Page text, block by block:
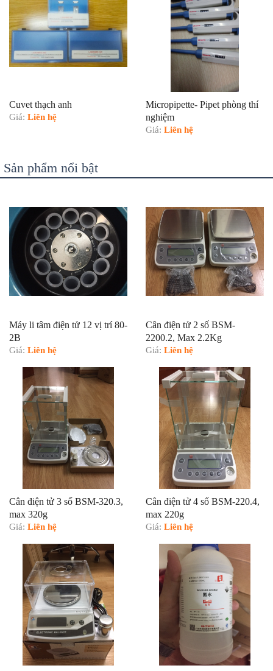
Cuvet thạch anh
Giá: Liên hệ
Micropipette- Pipet phòng thí
nghiệm
Giá: Liên hệ
Sản phẩm nổi bật
Máy li tâm điện tử 12 vị trí 80-
2B
Giá: Liên hệ
Cân điện tử 2 số BSM-
2200.2, Max 2.2Kg
Giá: Liên hệ
Cân điện tử 3 số BSM-320.3,
max 320g
Giá: Liên hệ
Cân điện tử 4 số BSM-220.4,
max 220g
Giá: Liên hệ